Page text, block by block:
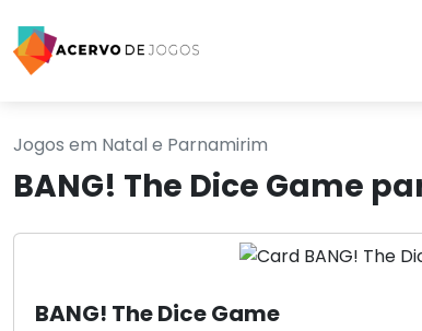
Jogos em Natal e Parnamirim
BANG! The Dice Game
BANG! The Dice Game